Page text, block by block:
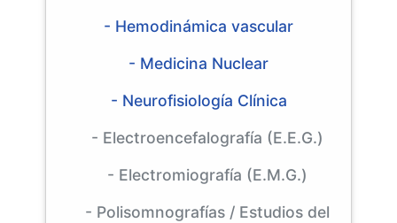
- Hemodinámica vascular
- Medicina Nuclear
- Neurofisiología Clínica
- Electroencefalografía (E.E.G.)
- Electromiografía (E.M.G.)
- Polisomnografías / Estudios del